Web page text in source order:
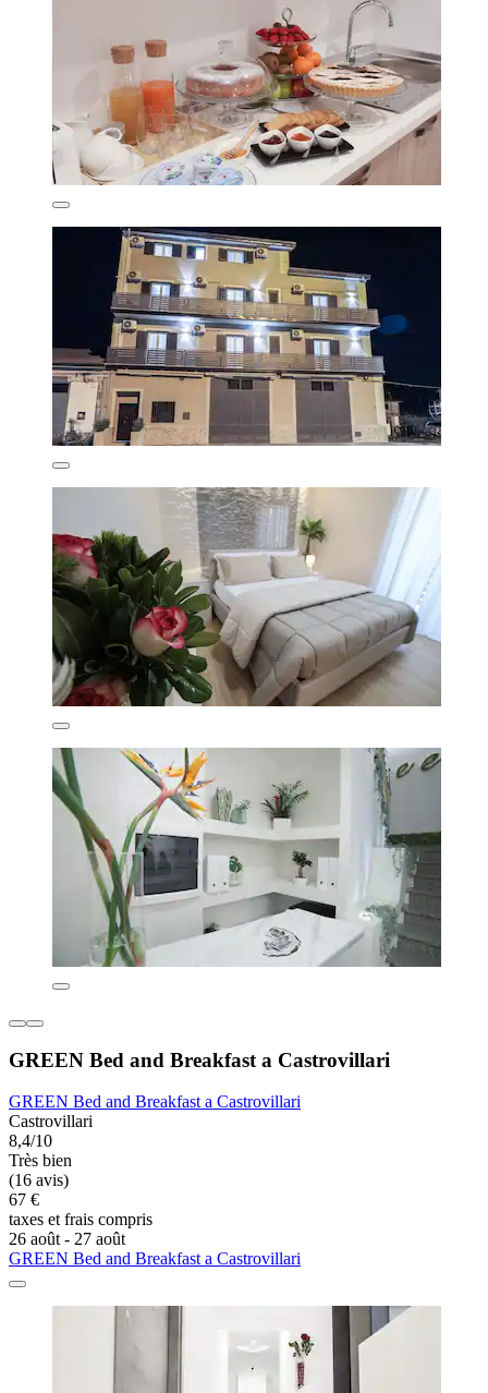
GREEN Bed and Breakfast a Castrovillari
GREEN Bed and Breakfast a Castrovillari
Castrovillari
8,4/10
Très bien
(16 avis)
67 €
taxes et frais compris
26 août - 27 août
GREEN Bed and Breakfast a Castrovillari